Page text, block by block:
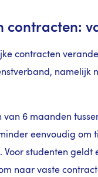
contracten:
contracten
namelijk
6 maanden
eenvoudig om
studenten geldt
naar vaste